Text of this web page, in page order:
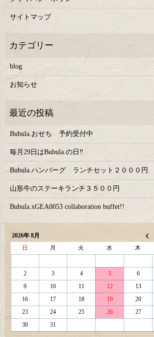
サイトマップ
blog
お知らせ
Bubula.おせち 予約受付中
毎月29日はBubula.の日‼
Bubula.ハンバーグ ランチセット２０００円
山形牛のステーキランチ３５００円
Bubula.xGEA0053 collaboration buffet!!
2026年 8月
日
月 火 水 木
2
3 4 5 6
9
10 11 12 13
16
17 18 19 20
23
24 25 26 27
30
31